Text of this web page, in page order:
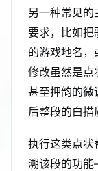
另一种常见的
要求，比如把
的游戏地名，
修改虽然是点
甚至押韵的微
后整段的白描
执行这类点状
溯该段的功